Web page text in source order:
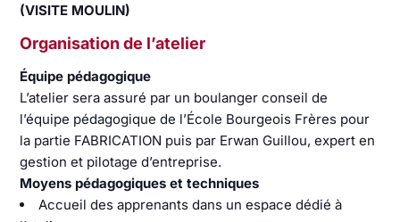
(VISITE MOULIN)
Organisation de l’atelier
Équipe pédagogique
L’atelier sera assuré par un boulanger conseil de
l’équipe pédagogique de l’École Bourgeois Frères pour
la partie FABRICATION puis par Erwan Guillou, expert en
gestion et pilotage d’entreprise.
Moyens pédagogiques et techniques
Accueil des apprenants dans un espace dédié à